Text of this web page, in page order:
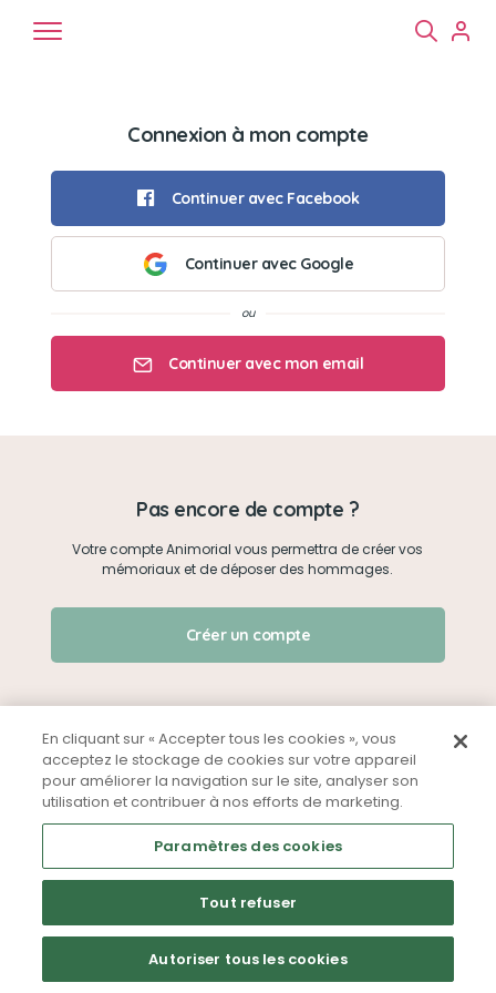
Chats
Créer un mémorial
Qui sommes-nous ?
Nous contacter
Partager sur Facebook
Connexion à mon compte
Continuer avec Facebook
Continuer avec Google
Continuer avec mon email
Je me connecte
Pas encore de compte ?
Votre compte Animorial vous permettra de créer vos
mémoriaux et de déposer des hommages.
Créer un compte
Mentions légales CGU Politique de confidentialité
En cliquant sur « Accepter tous les cookies », vous
acceptez le stockage de cookies sur votre appareil
pour améliorer la navigation sur le site, analyser son
utilisation et contribuer à nos efforts de marketing.
Paramètres des cookies
Tout refuser
Autoriser tous les cookies